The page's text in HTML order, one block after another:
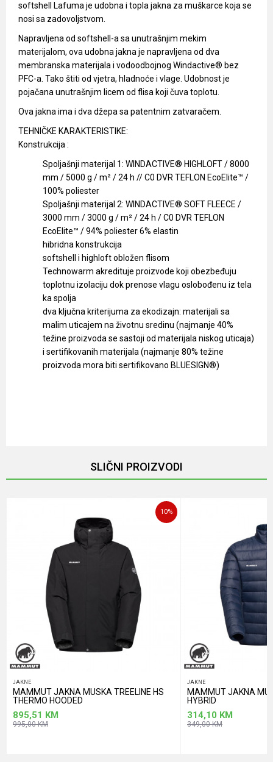
softshell Lafuma je udobna i topla jakna za muškarce koja se
nosi sa zadovoljstvom.
Napravljena od softshell-a sa unutrašnjim mekim
materijalom, ova udobna jakna je napravljena od dva
membranska materijala i vodoodbojnog Windactive® bez
PFC-a. Tako štiti od vjetra, hladnoće i vlage. Udobnost je
pojačana unutrašnjim licem od flisa koji čuva toplotu.
Ova jakna ima i dva džepa sa patentnim zatvaračem.
TEHNIČKE KARAKTERISTIKE:
Konstrukcija :
Spoljašnji materijal 1: WINDACTIVE® HIGHLOFT / 8000
mm / 5000 g / m² / 24 h // C0 DVR TEFLON EcoElite™ /
100% poliester
Spoljašnji materijal 2: WINDACTIVE® SOFT FLEECE /
3000 mm / 3000 g / m² / 24 h / C0 DVR TEFLON
EcoElite™ / 94% poliester 6% elastin
hibridna konstrukcija
softshell i highloft obložen flisom
Technowarm akredituje proizvode koji obezbeđuju
toplotnu izolaciju dok prenose vlagu oslobođenu iz tela
ka spolja
dva ključna kriterijuma za ekodizajn: materijali sa
malim uticajem na životnu sredinu (najmanje 40%
težine proizvoda se sastoji od materijala niskog uticaja)
i sertifikovanih materijala (najmanje 80% težine
proizvoda mora biti sertifikovano BLUESIGN®)
POŠALJI
SLIČNI PROIZVODI
10%
JAKNE
MAMMUT JAKNA MUSKA TREELINE HS
THERMO HOODED
895,51 KM
995,00KM
JAKNE
MAMMUT JAKNA
HYBRID
314,10 KM
349,00KM